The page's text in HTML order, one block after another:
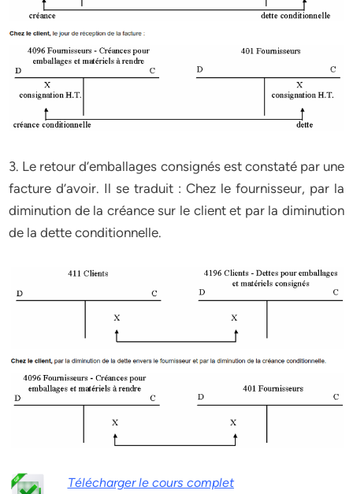
3. Le retour d’emballages consignés est constaté par une
facture d’avoir. Il se traduit : Chez le fournisseur, par la
diminution de la créance sur le client et par la diminution
de la dette conditionnelle.
Télécharger le cours complet